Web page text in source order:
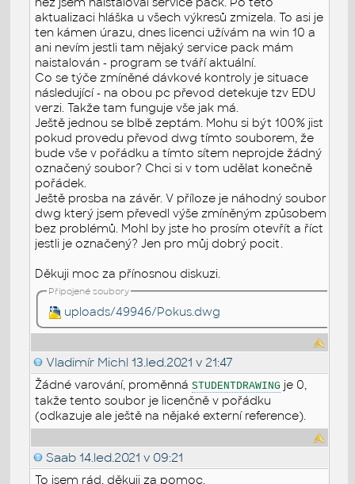
aktualizaci hláška u všech výkresů zmizela. To asi je
ten kámen úrazu, dnes licenci užívám na win 10 a
ani nevím jestli tam nějaký service pack mám
naistalován - program se tváří aktuální.
Co se týče zmíněné dávkové kontroly je situace
následující - na obou pc převod detekuje tzv EDU
verzi. Takže tam funguje vše jak má.
Ještě jednou se blbě zeptám. Mohu si být 100% jist
pokud provedu převod dwg tímto souborem, že
bude vše v pořádku a tímto sítem neprojde žádný
označený soubor? Chci si v tom udělat konečně
pořádek.
Ještě prosba na závěr. V příloze je náhodný soubor
dwg který jsem převedl výše zmíněným způsobem
bez problémů. Mohl by jste ho prosím otevřít a říct
jestli je označený? Jen pro můj dobrý pocit.
Děkuji moc za přínosnou diskuzi.
Připojené soubory
uploads/49946/Pokus.dwg
Vladimír Michl 13.led.2021 v 21:47
Žádné varování, proměnnáSTUDENTDRAWING je 0,
takže tento soubor je licenčně v pořádku
(odkazuje ale ještě na nějaké externí reference).
Saab 14.led.2021 v 09:21
To jsem rád, děkuji za pomoc.